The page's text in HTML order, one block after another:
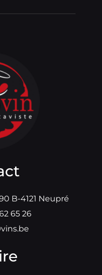
B-4121 Neupré
65 26